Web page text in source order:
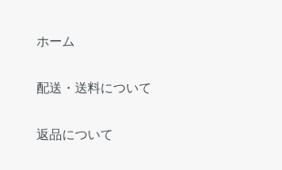
ホーム
配送・送料について
返品について